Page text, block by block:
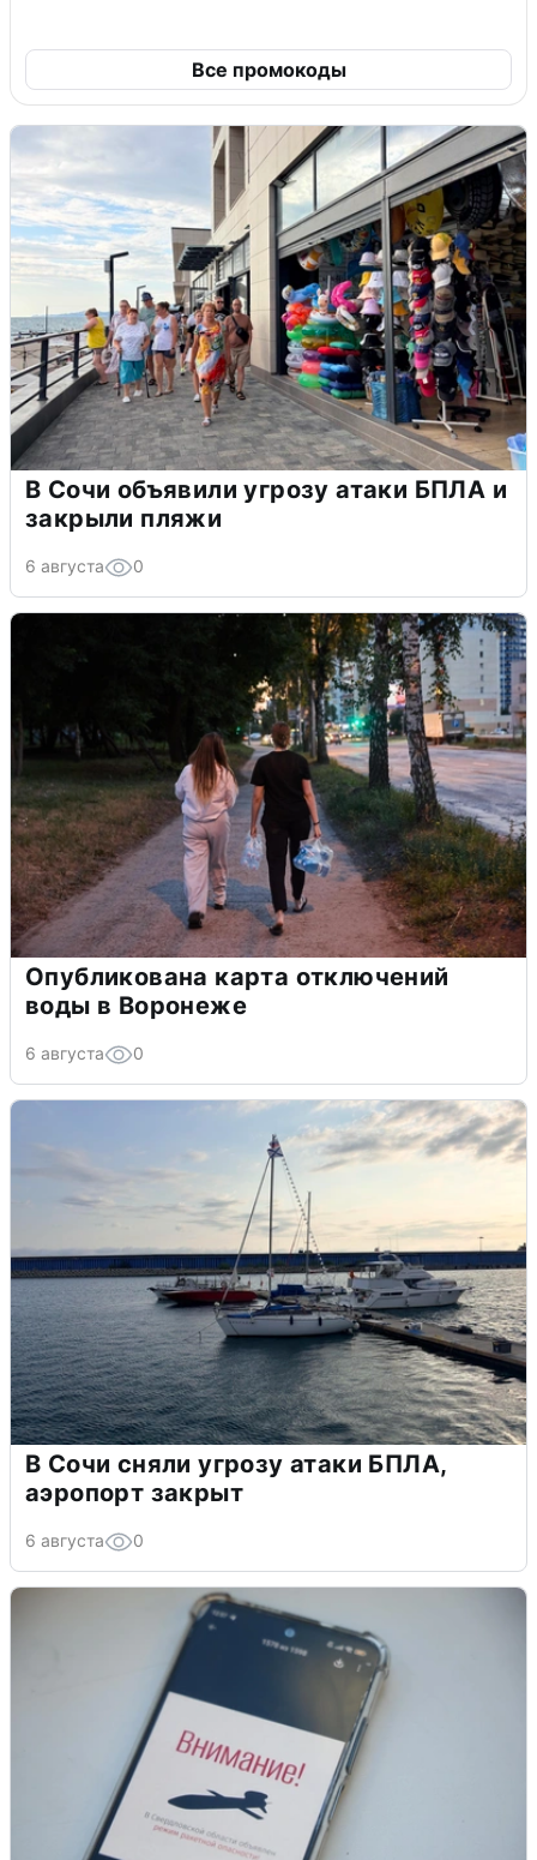
Все промокоды
В Сочи объявили угрозу атаки БПЛА и
закрыли пляжи
6 августа 0
Опубликована карта отключений
воды в Воронеже
6 августа 0
В Сочи сняли угрозу атаки БПЛА,
аэропорт закрыт
6 августа 0